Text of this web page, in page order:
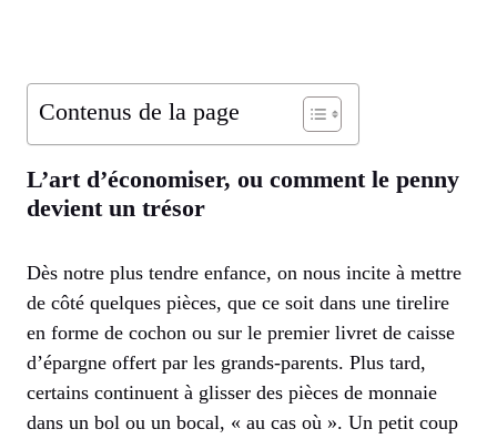
Contenus de la page
L’art d’économiser, ou comment le penny
devient un trésor
Dès notre plus tendre enfance, on nous incite à mettre
de côté quelques pièces, que ce soit dans une tirelire
en forme de cochon ou sur le premier livret de caisse
d’épargne offert par les grands-parents. Plus tard,
certains continuent à glisser des pièces de monnaie
dans un bol ou un bocal, « au cas où ». Un petit coup